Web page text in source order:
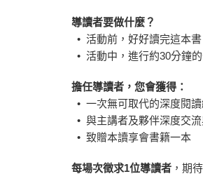
導讀者要做什麼？
• 活動前，好好讀完這本書
• 活動中，進行約30分鐘
擔任導讀者，您會獲得：
• 一次無可取代的深度閱
• 與主講者及夥伴深度交
• 致贈本讀享會書籍一本
每場次徵求1位導讀者 ，期